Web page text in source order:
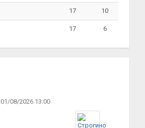
17 10
17 6
01/08/2026 13:00